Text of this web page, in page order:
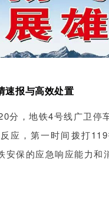
速报与高效处置
分，地铁4号线广卫停
应，第一时间拨打
安保的应急响应能力和